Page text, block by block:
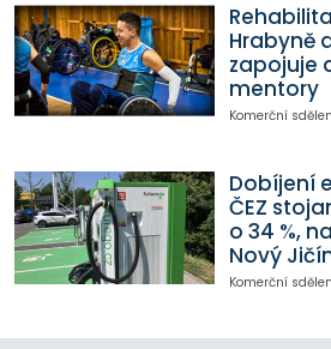
Hrabyně
zapojuje
mentory
Komerční
Dobíjení
ČEZ
o 34 %,
Nový
Komerční